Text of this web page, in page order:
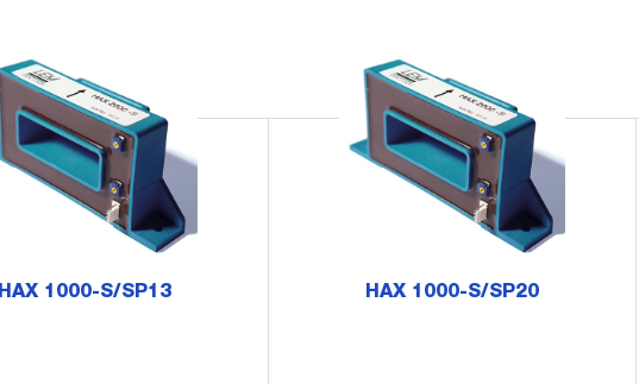
HAX 1000-S/SP13 HAX 1000-S/SP20